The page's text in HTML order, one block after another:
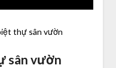
thự sân vườn
sân vườn